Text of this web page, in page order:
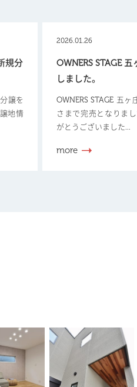
規分
譲を
地情
2026.01.26
OWNERS STAGE
しました。
OWNERS STAGE 五
さまで完売となりま
がとうございました...
more